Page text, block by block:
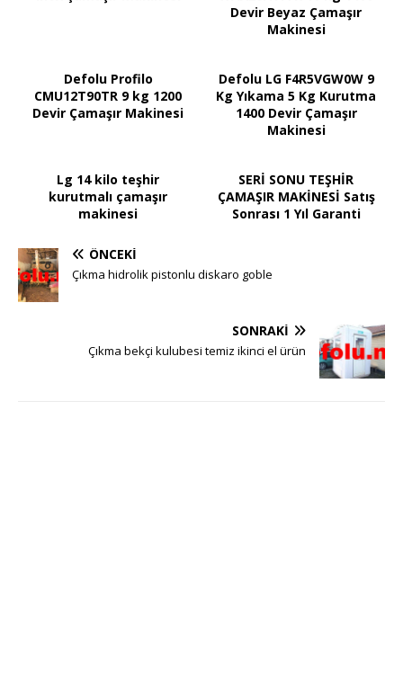
Devir Beyaz Çamaşır
Makinesi
Defolu Profilo
CMU12T90TR 9 kg 1200
Devir Çamaşır Makinesi
Defolu LG F4R5VGW0W 9
Kg Yıkama 5 Kg Kurutma
1400 Devir Çamaşır
Makinesi
Lg 14 kilo teşhir
kurutmalı çamaşır
makinesi
SERİ SONU TEŞHİR
ÇAMAŞIR MAKİNESİ Satış
Sonrası 1 Yıl Garanti
ÖNCEKI
Çıkma hidrolik pistonlu diskaro goble
SONRAKI
Çıkma bekçi kulubesi temiz ikinci el ürün